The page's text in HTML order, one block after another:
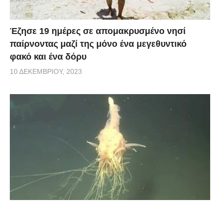
Έζησε 19 ημέρες σε απομακρυσμένο νησί
παίρνοντας μαζί της μόνο ένα μεγεθυντικό
φακό και ένα δόρυ
10 ΔΕΚΕΜΒΡΊΟΥ, 2023